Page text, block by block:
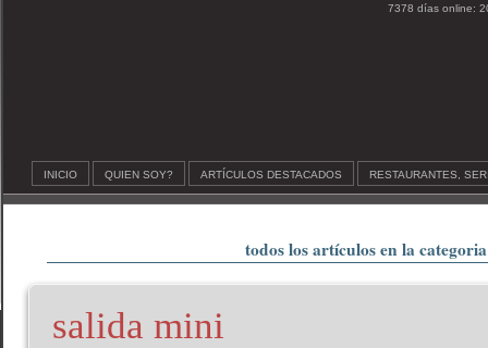
7378 días online:
INICIO QUIEN SOY? ARTÍCULOS DESTACADOS RESTAURANTES,
todos los artículos en la
salida mini